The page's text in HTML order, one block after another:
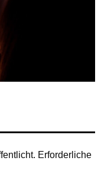
Erforderliche